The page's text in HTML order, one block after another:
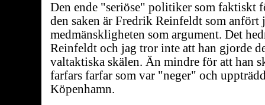
Den ende "seriöse" politiker som faktiskt
den saken är Fredrik Reinfeldt som anfört
medmänskligheten som argument. Det
Reinfeldt och jag tror inte att han gjorde
valtaktiska skälen. Än mindre för att han
farfars farfar som var "neger" och
Köpenhamn.